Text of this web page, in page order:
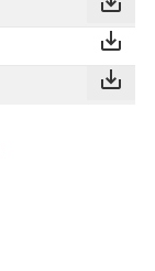
save_alt
save_alt